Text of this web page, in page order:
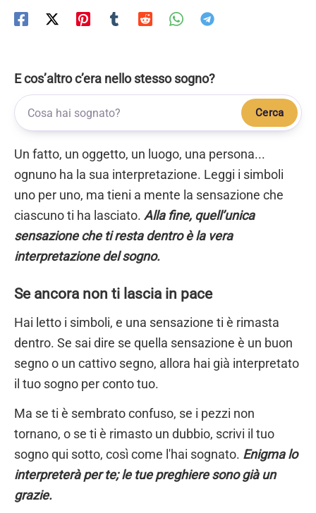
E cos’altro c’era nello stesso sogno?
Cerca
Un fatto, un oggetto, un luogo, una persona...
ognuno ha la sua interpretazione. Leggi i simboli
uno per uno, ma tieni a mente la sensazione che
ciascuno ti ha lasciato. Alla fine, quell’unica
sensazione che ti resta dentro è la vera
interpretazione del sogno.
Se ancora non ti lascia in pace
Hai letto i simboli, e una sensazione ti è rimasta
dentro. Se sai dire se quella sensazione è un buon
segno o un cattivo segno, allora hai già interpretato
il tuo sogno per conto tuo.
Ma se ti è sembrato confuso, se i pezzi non
tornano, o se ti è rimasto un dubbio, scrivi il tuo
sogno qui sotto, così come l'hai sognato. Enigma lo
interpreterà per te; le tue preghiere sono già un
grazie.